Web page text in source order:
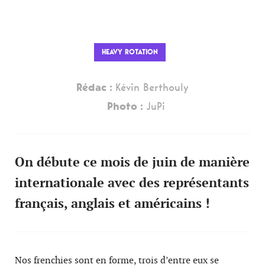
HEAVY ROTATION
Rédac : Kévin Berthouly
Photo : JuPi
On débute ce mois de juin de manière
internationale avec des représentants
français, anglais et américains !
Nos frenchies sont en forme, trois d’entre eux se